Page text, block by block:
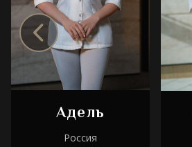
Адель
Россия